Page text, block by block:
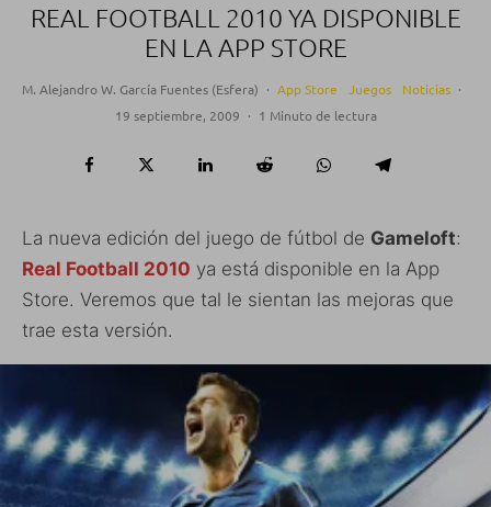
REAL FOOTBALL 2010 YA DISPONIBLE
EN LA APP STORE
M. Alejandro W. García Fuentes (Esfera) · App Store Juegos Noticias ·
19 septiembre, 2009 · 1 Minuto de lectura
La nueva edición del juego de fútbol de Gameloft:
Real Football 2010 ya está disponible en la App
Store. Veremos que tal le sientan las mejoras que
trae esta versión.